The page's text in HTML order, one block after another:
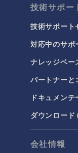
技術サポー
技術サポート
対応中のサポ
ナレッジベー
パートナーと
ドキュメン
ダウンロード
会社情報